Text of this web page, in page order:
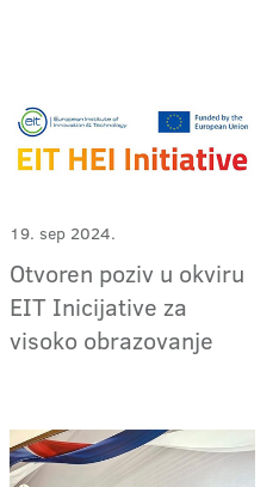
19. sep 2024.
Otvoren poziv u okviru
EIT Inicijative za
visoko obrazovanje